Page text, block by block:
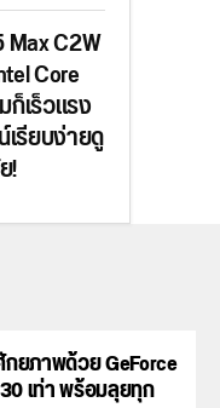
Max C2W
Core
ก็เร็วแรง
เรียบง่ายดู
!
ยภาพด้วย GeForce
เท่า พร้อมลุยทุก